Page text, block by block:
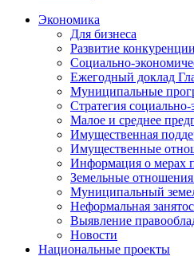
Экономика
Для бизнеса
Развитие конкуренции
Социально-
Ежегодный доклад
Муниципальные
Стратегия социально-
Малое и среднее
Имущественная
Имущественные
Информация о мерах
Земельные
Муниципальный
Неформальная
Выявление
Новости
Национальные проекты